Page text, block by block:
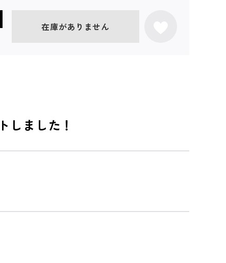
在庫がありません
しました！